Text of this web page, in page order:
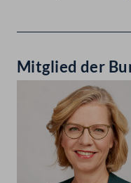
Mitglied der